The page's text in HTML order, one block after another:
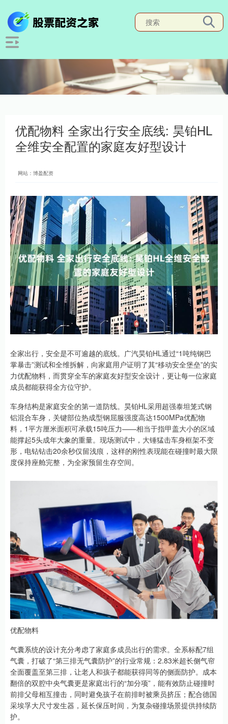
优配物料 全家出行安全底线: 昊铂HL
全维安全配置的家庭友好型设计
网站：博盈配资
全家出行，安全是不可逾越的底线。广汽昊铂HL通过“1吨纯钢巴
掌暴击”测试和全维拆解，向家庭用户证明了其“移动安全堡垒”的实
力优配物料，而贯穿全车的家庭友好型安全设计，更让每一位家庭
成员都能获得全方位守护。
车身结构是家庭安全的第一道防线。昊铂HL采用超强泰坦笼式钢
铝混合车身，关键部位热成型钢屈服强度高达1500MPa优配物
料，1平方厘米面积可承载15吨压力——相当于指甲盖大小的区域
能撑起5头成年大象的重量。现场测试中，大锤猛击车身框架不变
形，电钻钻击20余秒仅留浅痕，这样的刚性表现能在碰撞时最大限
度保持座舱完整，为全家预留生存空间。
优配物料
气囊系统的设计充分考虑了家庭多成员出行的需求。全系标配7组
气囊，打破了“第三排无气囊防护”的行业常规：2.83米超长侧气帘
全面覆盖至第三排，让老人和孩子都能获得同等的侧面防护。成本
翻倍的双腔中央气囊更是家庭出行的“加分项”，能有效防止碰撞时
前排父母相互撞击，同时避免孩子在前排时被乘员挤压；配合德国
采埃孚大尺寸发生器，延长保压时间，为复杂碰撞场景提供持续防
护。